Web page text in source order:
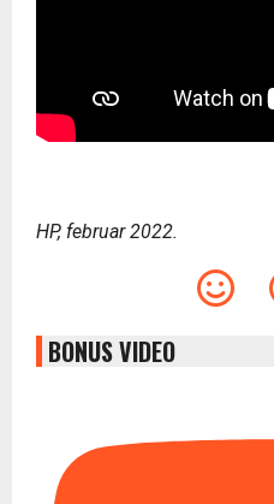
HP, februar 2022.
BONUS VIDEO